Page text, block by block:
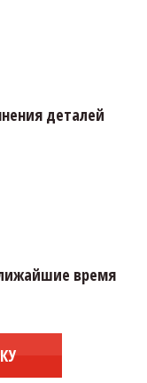
деталей
время